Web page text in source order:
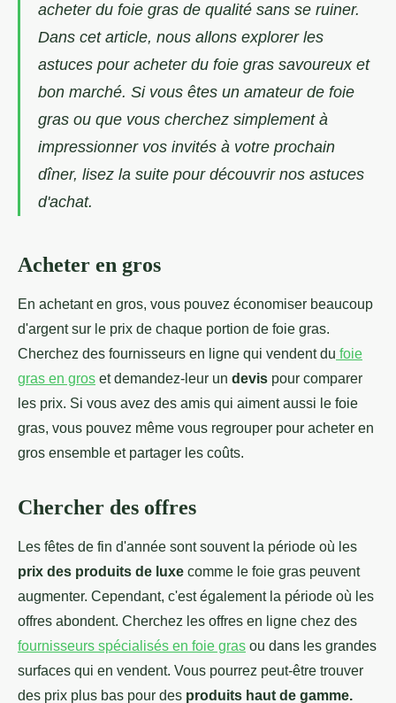
acheter du foie gras de qualité sans se ruiner.
Dans cet article, nous allons explorer les
astuces pour acheter du foie gras savoureux et
bon marché. Si vous êtes un amateur de foie
gras ou que vous cherchez simplement à
impressionner vos invités à votre prochain
dîner, lisez la suite pour découvrir nos astuces
d'achat.
Acheter en gros
En achetant en gros, vous pouvez économiser beaucoup
d'argent sur le prix de chaque portion de foie gras.
Cherchez des fournisseurs en ligne qui vendent du foie
gras en gros et demandez-leur un devis pour comparer
les prix. Si vous avez des amis qui aiment aussi le foie
gras, vous pouvez même vous regrouper pour acheter en
gros ensemble et partager les coûts.
Chercher des offres
Les fêtes de fin d'année sont souvent la période où les
prix des produits de luxe comme le foie gras peuvent
augmenter. Cependant, c'est également la période où les
offres abondent. Cherchez les offres en ligne chez des
fournisseurs spécialisés en foie gras ou dans les grandes
surfaces qui en vendent. Vous pourrez peut-être trouver
des prix plus bas pour des produits haut de gamme.